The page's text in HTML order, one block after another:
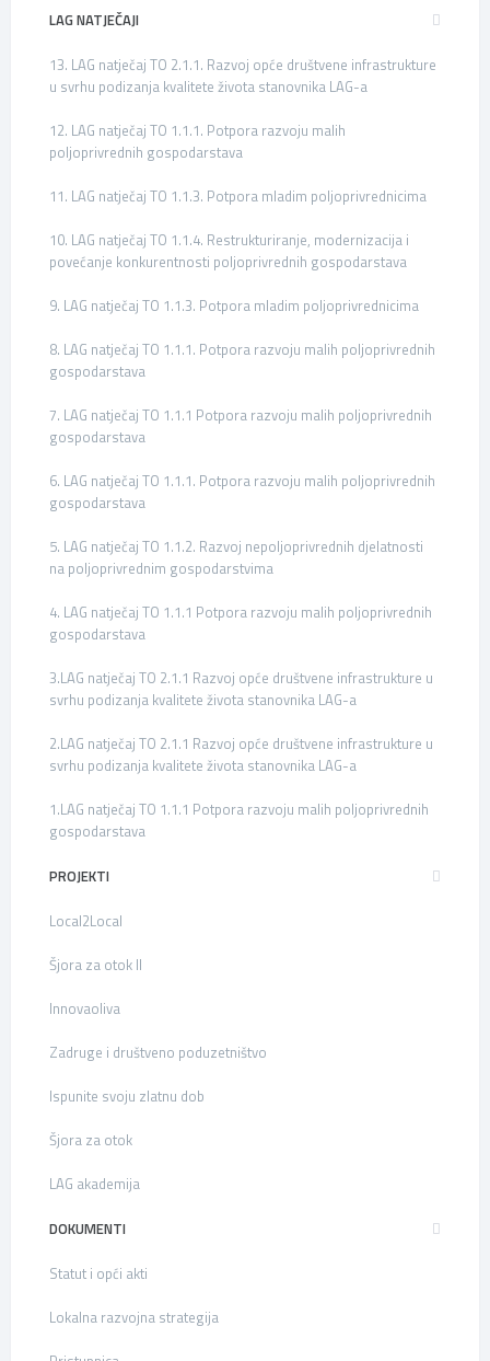
LAG NATJEČAJI
13. LAG natječaj TO 2.1.1. Razvoj opće društvene infrastrukture
u svrhu podizanja kvalitete života stanovnika LAG-a
12. LAG natječaj TO 1.1.1. Potpora razvoju malih
poljoprivrednih gospodarstava
11. LAG natječaj TO 1.1.3. Potpora mladim poljoprivrednicima
10. LAG natječaj TO 1.1.4. Restrukturiranje, modernizacija i
povećanje konkurentnosti poljoprivrednih gospodarstava
9. LAG natječaj TO 1.1.3. Potpora mladim poljoprivrednicima
8. LAG natječaj TO 1.1.1. Potpora razvoju malih poljoprivrednih
gospodarstava
7. LAG natječaj TO 1.1.1 Potpora razvoju malih poljoprivrednih
gospodarstava
6. LAG natječaj TO 1.1.1. Potpora razvoju malih poljoprivrednih
gospodarstava
5. LAG natječaj TO 1.1.2. Razvoj nepoljoprivrednih djelatnosti
na poljoprivrednim gospodarstvima
4. LAG natječaj TO 1.1.1 Potpora razvoju malih poljoprivrednih
gospodarstava
3.LAG natječaj TO 2.1.1 Razvoj opće društvene infrastrukture u
svrhu podizanja kvalitete života stanovnika LAG-a
2.LAG natječaj TO 2.1.1 Razvoj opće društvene infrastrukture u
svrhu podizanja kvalitete života stanovnika LAG-a
1.LAG natječaj TO 1.1.1 Potpora razvoju malih poljoprivrednih
gospodarstava
PROJEKTI
Local2Local
Šjora za otok II
Innovaoliva
Zadruge i društveno poduzetništvo
Ispunite svoju zlatnu dob
Šjora za otok
LAG akademija
DOKUMENTI
Statut i opći akti
Lokalna razvojna strategija